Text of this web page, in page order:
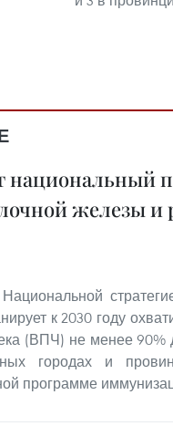
национальный
железы
к 2030 году
(ВПЧ) не менее 90%
городах и
программе